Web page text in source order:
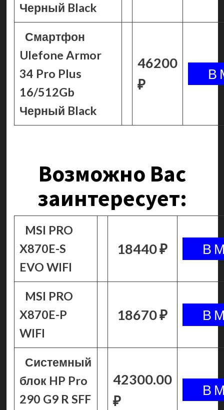
Черный Black
Смартфон
Ulefone Armor
34 Pro Plus
16/512Gb
Черный Black
46200
₽
Возможно Вас
заинтересует:
MSI PRO
X870E-S
EVO WIFI
18440 ₽
MSI PRO
X870E-P
WIFI
18670 ₽
Системный
блок HP Pro
290 G9 R SFF
42300.00
₽